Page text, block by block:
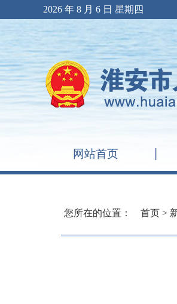
2026 年 8 月 6 日 星期四
网站首页
您所在的位置： 首页 >